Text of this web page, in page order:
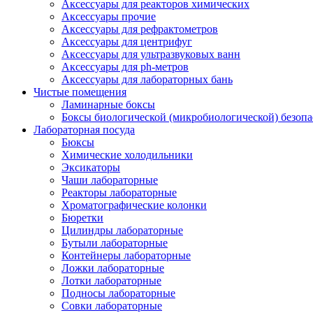
Аксессуары для реакторов химических
Аксессуары прочие
Аксессуары для рефрактометров
Аксессуары для центрифуг
Аксессуары для ультразвуковых ванн
Аксессуары для ph-метров
Аксессуары для лабораторных бань
Чистые помещения
Ламинарные боксы
Боксы биологической (микробиологической)
Лабораторная посуда
Бюксы
Химические холодильники
Эксикаторы
Чаши лабораторные
Реакторы лабораторные
Хроматографические колонки
Бюретки
Цилиндры лабораторные
Бутыли лабораторные
Контейнеры лабораторные
Ложки лабораторные
Лотки лабораторные
Подносы лабораторные
Совки лабораторные